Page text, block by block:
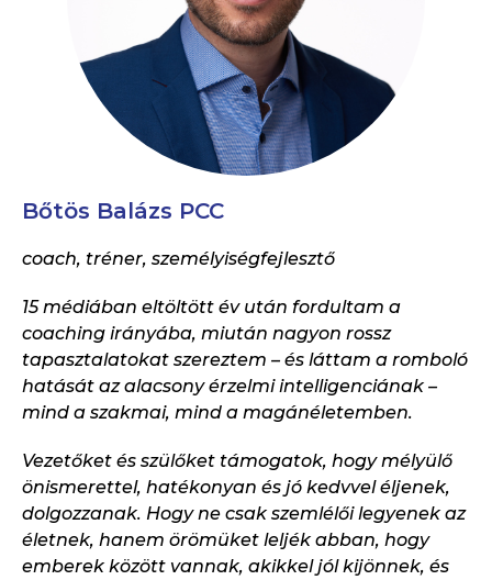
Bőtös Balázs PCC
coach, tréner, személyiségfejlesztő
15 médiában eltöltött év után fordultam a
coaching irányába, miután nagyon rossz
tapasztalatokat szereztem – és láttam a romboló
hatását az alacsony érzelmi intelligenciának –
mind a szakmai, mind a magánéletemben.
Vezetőket és szülőket támogatok, hogy mélyülő
önismerettel, hatékonyan és jó kedvvel éljenek,
dolgozzanak. Hogy ne csak szemlélői legyenek az
életnek, hanem örömüket leljék abban, hogy
emberek között vannak, akikkel jól kijönnek, és